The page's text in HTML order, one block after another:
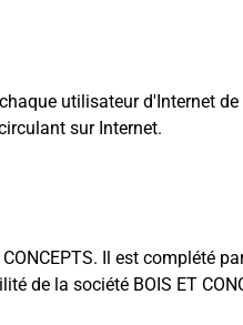
utilisateur d'Internet
sur Internet.
Il est complété
de la société BOIS ET